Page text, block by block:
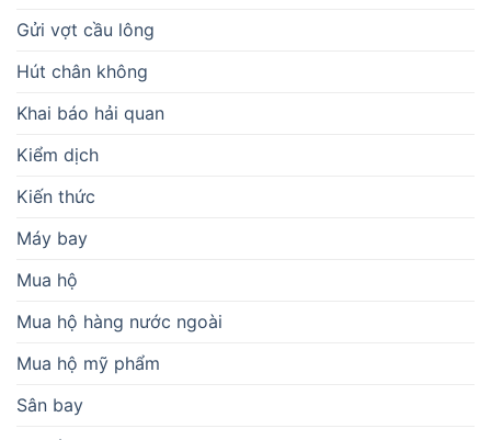
Gửi vợt cầu lông
Hút chân không
Khai báo hải quan
Kiểm dịch
Kiến thức
Máy bay
Mua hộ
Mua hộ hàng nước ngoài
Mua hộ mỹ phẩm
Sân bay